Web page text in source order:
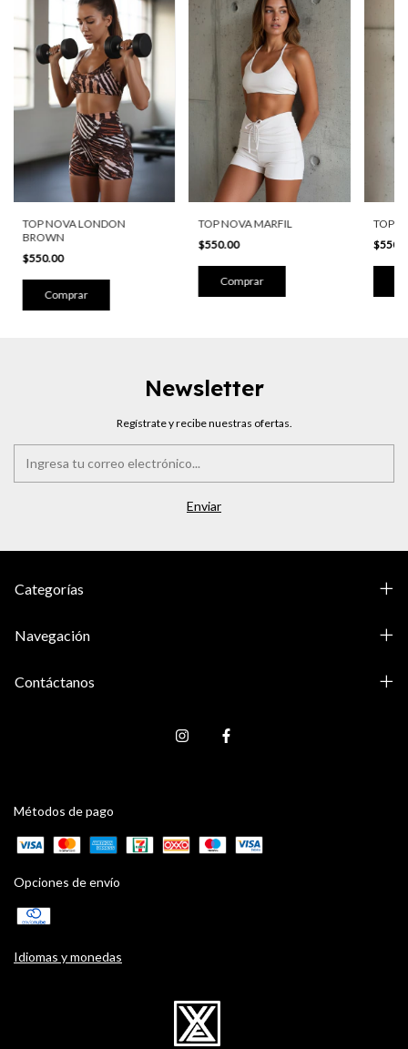
TOP NOVA LONDON
BROWN
$550.00
Comprar
TOP NOVA MARFIL
$550.00
Comprar
TOP
Newsletter
Regístrate y recibe nuestras ofertas.
Categorías
Navegación
Contáctanos
Métodos de pago
Opciones de envío
Idiomas y monedas